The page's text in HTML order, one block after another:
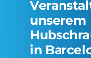
unserem
in